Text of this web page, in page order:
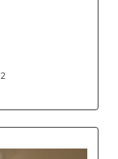
2